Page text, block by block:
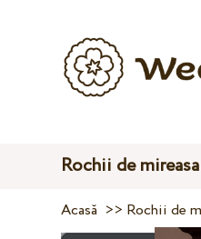
Rochii de mireasa
Acasă >> Rochii de